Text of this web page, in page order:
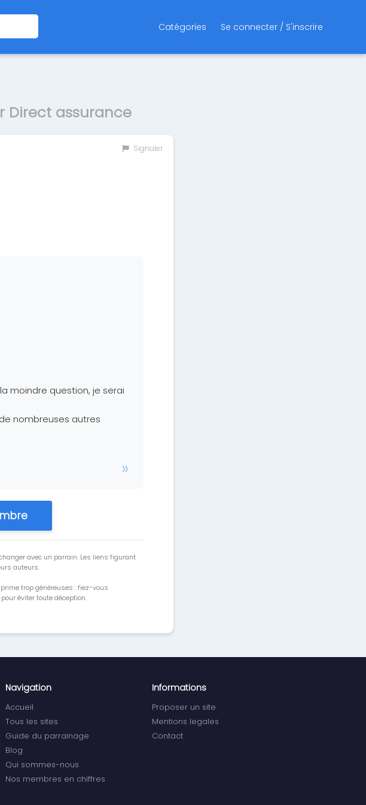
Catégories Se connecter / S'inscrire
Direct assurance
Signaler
moindre question, je serai
nombreuses autres
avec un parrain. Les liens figurant
auteurs.
trop généreuses : fiez-vous
éviter toute déception.
Navigation
Accueil
Tous les sites
Guide du parrainage
Blog
Qui sommes-nous
Nos membres en chiffres
Informations
Proposer un site
Mentions legales
Contact